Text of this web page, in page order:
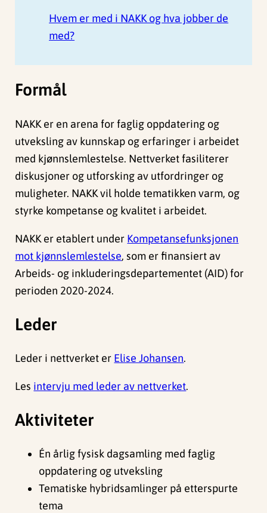
Hvem er med i NAKK og hva jobber de
med?
Formål
NAKK er en arena for faglig oppdatering og
utveksling av kunnskap og erfaringer i arbeidet
med kjønnslemlestelse. Nettverket fasiliterer
diskusjoner og utforsking av utfordringer og
muligheter. NAKK vil holde tematikken varm, og
styrke kompetanse og kvalitet i arbeidet.
NAKK er etablert under Kompetansefunksjonen
mot kjønnslemlestelse, som er finansiert av
Arbeids- og inkluderingsdepartementet (AID) for
perioden 2020-2024.
Leder
Leder i nettverket er Elise Johansen.
Les intervju med leder av nettverket.
Aktiviteter
Én årlig fysisk dagsamling med faglig
oppdatering og utveksling
Tematiske hybridsamlinger på etterspurte
tema